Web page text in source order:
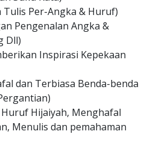
Tulis Per-Angka & Huruf)
Pengenalan Angka &
Dll)
Inspirasi Kepekaan
dan Terbiasa Benda-benda
Hijaiyah, Menghafal
Menulis dan pemahaman